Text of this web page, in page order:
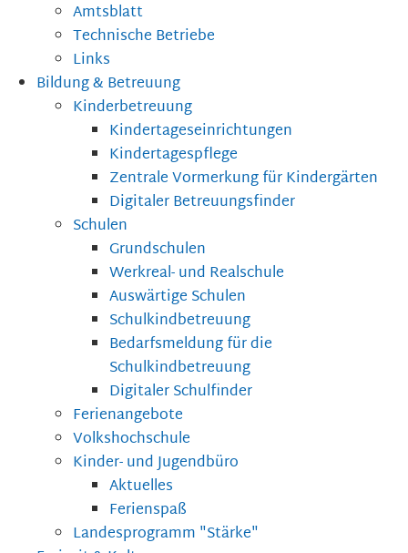
Amtsblatt
Technische Betriebe
Links
Bildung & Betreuung
Kinderbetreuung
Kindertageseinrichtungen
Kindertagespflege
Zentrale Vormerkung für Kindergärten
Digitaler Betreuungsfinder
Schulen
Grundschulen
Werkreal- und Realschule
Auswärtige Schulen
Schulkindbetreuung
Bedarfsmeldung für die
Schulkindbetreuung
Digitaler Schulfinder
Ferienangebote
Volkshochschule
Kinder- und Jugendbüro
Aktuelles
Ferienspaß
Landesprogramm "Stärke"